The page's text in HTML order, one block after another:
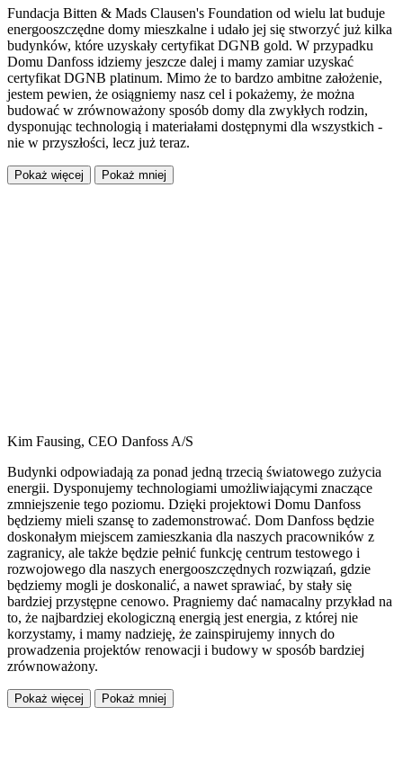
Fundacja Bitten & Mads Clausen's Foundation od wielu lat buduje
energooszczędne domy mieszkalne i udało jej się stworzyć już kilka
budynków, które uzyskały certyfikat DGNB gold. W przypadku
Domu Danfoss idziemy jeszcze dalej i mamy zamiar uzyskać
certyfikat DGNB platinum. Mimo że to bardzo ambitne założenie,
jestem pewien, że osiągniemy nasz cel i pokażemy, że można
budować w zrównoważony sposób domy dla zwykłych rodzin,
dysponując technologią i materiałami dostępnymi dla wszystkich -
nie w przyszłości, lecz już teraz.
Pokaż więcej Pokaż mniej
Kim Fausing, CEO Danfoss A/S
Budynki odpowiadają za ponad jedną trzecią światowego zużycia
energii. Dysponujemy technologiami umożliwiającymi znaczące
zmniejszenie tego poziomu. Dzięki projektowi Domu Danfoss
będziemy mieli szansę to zademonstrować. Dom Danfoss będzie
doskonałym miejscem zamieszkania dla naszych pracowników z
zagranicy, ale także będzie pełnić funkcję centrum testowego i
rozwojowego dla naszych energooszczędnych rozwiązań, gdzie
będziemy mogli je doskonalić, a nawet sprawiać, by stały się
bardziej przystępne cenowo. Pragniemy dać namacalny przykład na
to, że najbardziej ekologiczną energią jest energia, z której nie
korzystamy, i mamy nadzieję, że zainspirujemy innych do
prowadzenia projektów renowacji i budowy w sposób bardziej
zrównoważony.
Pokaż więcej Pokaż mniej